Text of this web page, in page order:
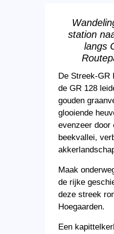
station
langs
De Streek-GR
de GR 128
gouden
glooiende
evenzeer door
beekvallei,
Maak
de rijke
deze streek
Hoegaarden.
Een